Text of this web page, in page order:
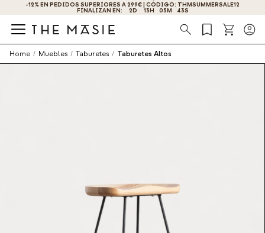
¡OBTÉN UN -10% DE DESCUENTO AL SUSCRIBIRTE AHORA!
Búsqueda
Home / Muebles / Taburetes / Taburetes Altos